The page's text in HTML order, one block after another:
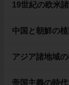
19世紀の欧米
中国と朝鮮の
アジア諸地域
帝国主義の時代